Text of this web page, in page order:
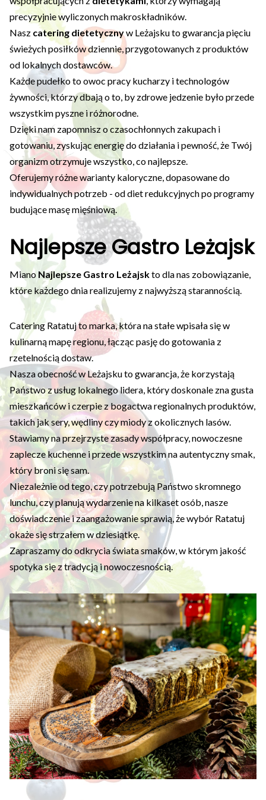
precyzyjnie wyliczonych makroskładników.
Nasz catering dietetycznyw Leżajsku to gwarancja pięciu
świeżych posiłków dziennie, przygotowanych z produktów
od lokalnych dostawców.
Każde pudełko to owoc pracy kucharzy i technologów
żywności, którzy dbają o to, by zdrowe jedzenie było przede
wszystkim pyszne i różnorodne.
Dzięki nam zapomnisz o czasochłonnych zakupach i
gotowaniu, zyskując energię do działania i pewność, że Twój
organizm otrzymuje wszystko, co najlepsze.
Oferujemy różne warianty kaloryczne, dopasowane do
indywidualnych potrzeb - od diet redukcyjnych po programy
budujące masę mięśniową.
Najlepsze Gastro Leżajsk
Miano Najlepsze Gastro Leżajskto dla nas zobowiązanie,
które każdego dnia realizujemy z najwyższą starannością.
Catering Ratatuj to marka, która na stałe wpisała się w
kulinarną mapę regionu, łącząc pasję do gotowania z
rzetelnością dostaw.
Nasza obecność w Leżajsku to gwarancja, że korzystają
Państwo z usług lokalnego lidera, który doskonale zna gusta
mieszkańców i czerpie z bogactwa regionalnych produktów,
takich jak sery, wędliny czy miody z okolicznych lasów.
Stawiamy na przejrzyste zasady współpracy, nowoczesne
zaplecze kuchenne i przede wszystkim na autentyczny smak,
który broni się sam.
Niezależnie od tego, czy potrzebują Państwo skromnego
lunchu, czy planują wydarzenie na kilkaset osób, nasze
doświadczenie i zaangażowanie sprawią, że wybór Ratatuj
okaże się strzałem w dziesiątkę.
Zapraszamy do odkrycia świata smaków, w którym jakość
spotyka się z tradycją i nowoczesnością.